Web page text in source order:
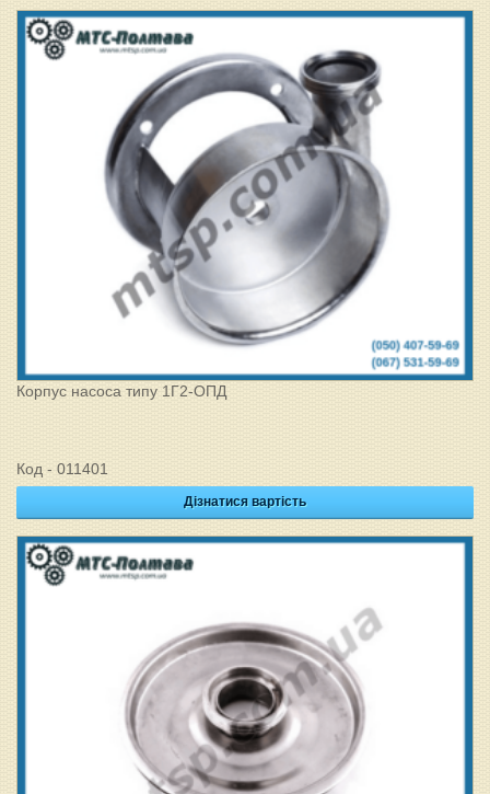
Корпус насоса типу 1Г2-ОПД
Код - 011401
Дізнатися вартість